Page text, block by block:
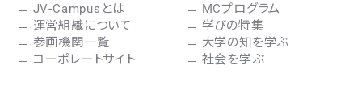
JV-Campusとは
運営組織について
参画機関一覧
コーポレートサイト
MCプログラム
学びの特集
大学の知を学ぶ
社会を学ぶ